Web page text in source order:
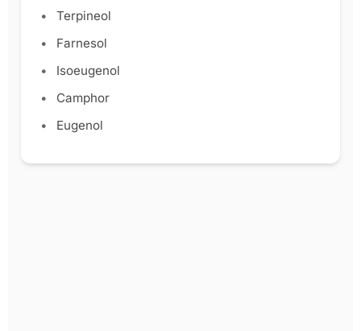
Terpineol
Farnesol
Isoeugenol
Camphor
Eugenol